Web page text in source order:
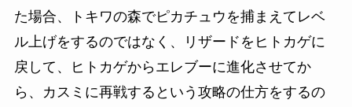
た場合、トキワの森でピカチュウを捕まえてレベ
ル上げをするのではなく、リザードをヒトカゲに
戻して、ヒトカゲからエレブーに進化させてか
ら、カスミに再戦するという攻略の仕方をするの